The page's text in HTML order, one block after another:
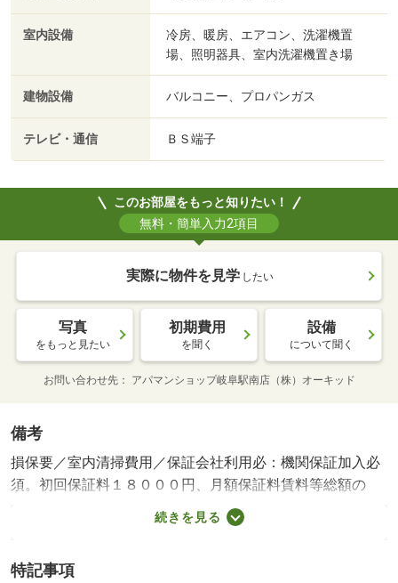
室内設備
冷房、暖房、エアコン、洗濯機置
場、照明器具、室内洗濯機置き場
建物設備 バルコニー、プロパンガス
テレビ・通信 ＢＳ端子
このお部屋をもっと知りたい！
無料・簡単入力2項目
実際に物件を見学 したい
写真
をもっと見たい
初期費用
を聞く
設備
について聞く
お問い合わせ先 アパマンショップ岐阜駅南店（株）オーキッド
備考
損保要／室内清掃費用／保証会社利用必：機関保証加入必
須。初回保証料１８０００円、月額保証料賃料等総額の
１％＋８００円／月（その他商品あり）／［退去時費用
退去費用実費精算※故意・過失等別途実費］ＬＰガス料金
ームクリーニング料金にエアコンクリーニング費用を含み
続きを見る
特記事項